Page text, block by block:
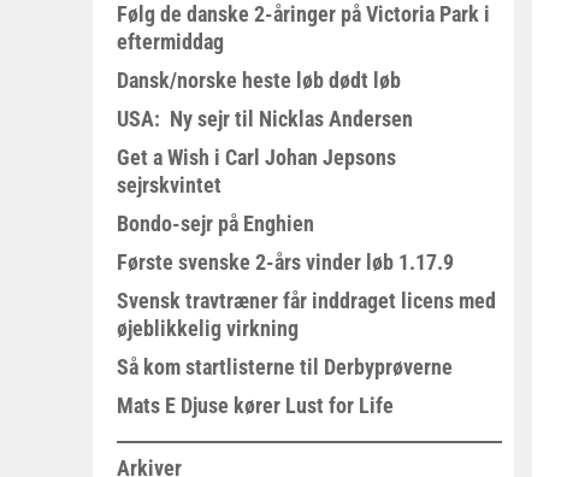
Følg de danske 2-åringer på Victoria Park i
eftermiddag
Dansk/norske heste løb dødt løb
USA: Ny sejr til Nicklas Andersen
Get a Wish i Carl Johan Jepsons
sejrskvintet
Bondo-sejr på Enghien
Første svenske 2-års vinder løb 1.17.9
Svensk travtræner får inddraget licens med
øjeblikkelig virkning
Så kom startlisterne til Derbyprøverne
Mats E Djuse kører Lust for Life
Arkiver